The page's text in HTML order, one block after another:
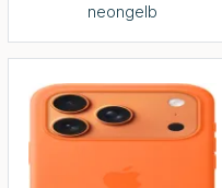
neongelb